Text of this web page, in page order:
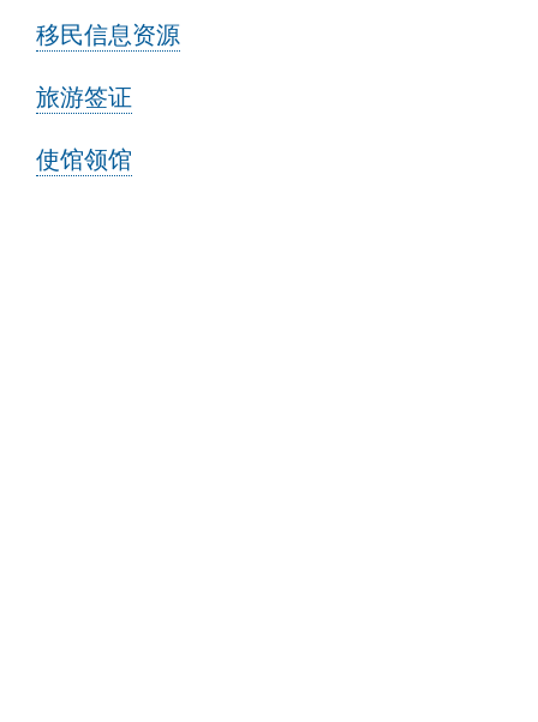
移民信息资源
旅游签证
使馆领馆